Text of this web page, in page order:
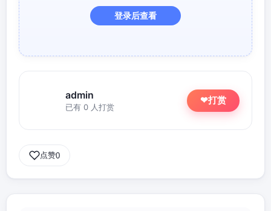
登录后查看
admin
已有 0 人打赏
❤打赏
点赞0